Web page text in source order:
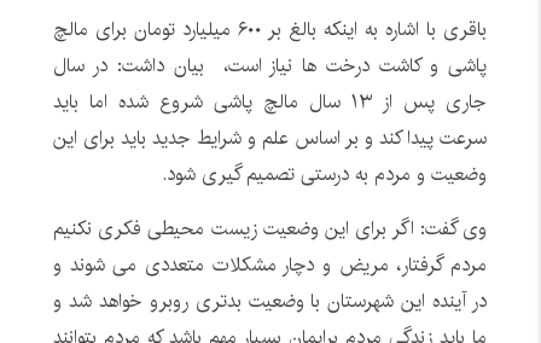
باقری با اشاره به اینکه بالغ بر ۶۰۰ میلیارد تومان برای مالچ
پاشی و کاشت درخت ها نیاز است، بیان داشت: در سال
جاری پس از ۱۳ سال مالچ پاشی شروع شده اما باید
سرعت پیدا کند و بر اساس علم و شرایط جدید باید برای این
وضعیت و مردم به درستی تصمیم گیری شود.
وی گفت: اگر برای این وضعیت زیست محیطی فکری نکنیم
مردم گرفتار، مریض و دچار مشکلات متعددی می شوند و
در آینده این شهرستان با وضعیت بدتری روبرو خواهد شد و